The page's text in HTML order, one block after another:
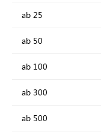
ab 25
ab 50
ab 100
ab 300
ab 500